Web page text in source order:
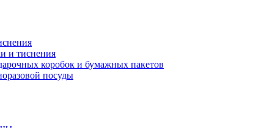
и тиснения
коробок и бумажных пакетов
посуды